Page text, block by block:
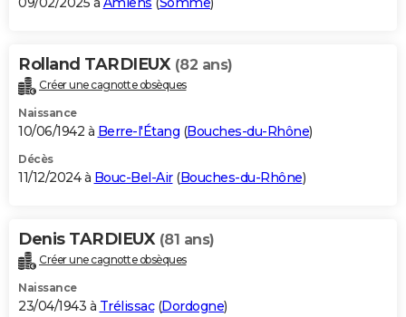
Rolland TARDIEUX (82 ans)
Créer une cagnotte obsèques
Naissance
10/06/1942 à Berre-l'Étang (Bouches-du-Rhône)
Décès
11/12/2024 à Bouc-Bel-Air(Bouches-du-Rhône)
Denis TARDIEUX (81 ans)
Créer une cagnotte obsèques
Naissance
23/04/1943 à Trélissac(Dordogne)